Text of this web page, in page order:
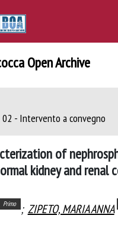
Open Archive
02 - Intervento a convegno
of
kidney and renal
Primo ; ZIPETO, MARIA ANNA